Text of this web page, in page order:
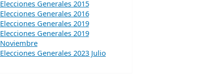
Elecciones Generales 2015
Elecciones Generales 2016
Elecciones Generales 2019
Elecciones Generales 2019
Noviembre
Elecciones Generales 2023 Julio